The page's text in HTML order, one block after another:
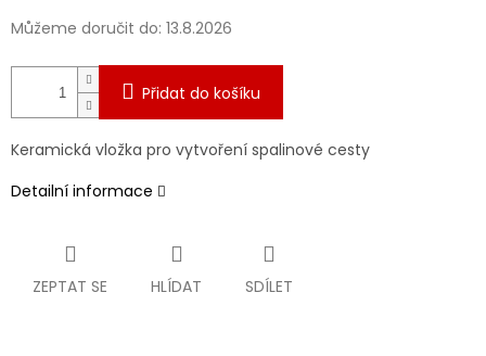
Můžeme doručit do: 13.8.2026
Přidat do košíku
Keramická vložka pro vytvoření spalinové cesty
Detailní informace
ZEPTAT SE HLÍDAT SDÍLET